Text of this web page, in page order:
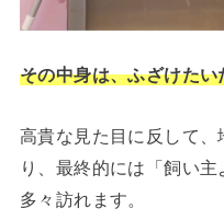
その中身は、ふざけたい
高貴な見た目に反して
り、最終的には「飼い
多々訪れます。